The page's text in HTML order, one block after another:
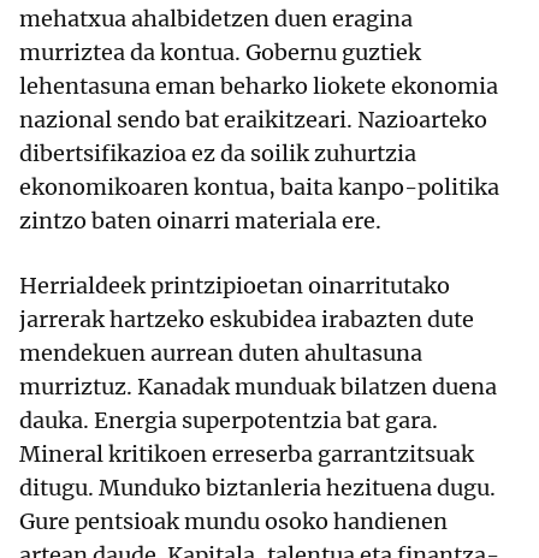
mehatxua ahalbidetzen duen eragina
murriztea da kontua. Gobernu guztiek
lehentasuna eman beharko liokete ekonomia
nazional sendo bat eraikitzeari. Nazioarteko
dibertsifikazioa ez da soilik zuhurtzia
ekonomikoaren kontua, baita kanpo-politika
zintzo baten oinarri materiala ere.
Herrialdeek printzipioetan oinarritutako
jarrerak hartzeko eskubidea irabazten dute
mendekuen aurrean duten ahultasuna
murriztuz. Kanadak munduak bilatzen duena
dauka. Energia superpotentzia bat gara.
Mineral kritikoen erreserba garrantzitsuak
ditugu. Munduko biztanleria hezituena dugu.
Gure pentsioak mundu osoko handienen